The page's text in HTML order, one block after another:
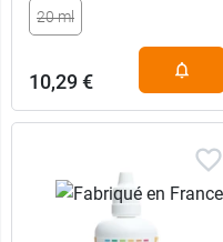
20 ml
10,29 €